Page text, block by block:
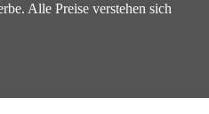
Alle Preise verstehen sich